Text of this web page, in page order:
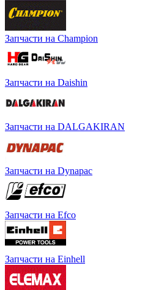
Запчасти на Champion
Запчасти на Daishin
Запчасти на DALGAKIRAN
Запчасти на Dynapac
Запчасти на Efco
Запчасти на Einhell